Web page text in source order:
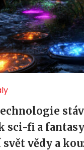
sci-fi a fantasy
vědy a